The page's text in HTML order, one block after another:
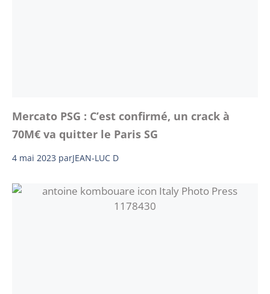
Mercato PSG : C’est confirmé, un crack à
70M€ va quitter le Paris SG
4 mai 2023 parJEAN-LUC D